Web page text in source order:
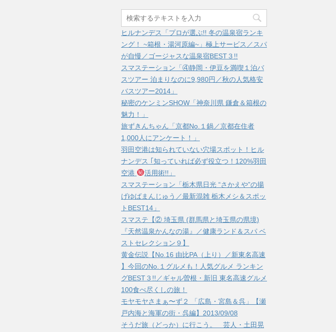
ヒルナンデス「プロが選ぶ!! 冬の温泉宿ランキ
ング！ ~箱根・湯河原編~」極上サービス／スパ
が自慢／ゴージャスな温泉宿BEST３!!
スマステーション「④静岡・伊豆を満喫１泊バ
スツアー 泊まりなのに9,980円／秋の人気格安
バスツアー2014」
秘密のケンミンSHOW「神奈川県 鎌倉＆箱根の
魅力！」
旅ずきんちゃん「京都No.１鍋／京都在住者
1,000人にアンケート！」
羽田空港は知られていない穴場スポット！ヒル
ナンデス ｢知っていれば必ず役立つ！120%羽田
空港
活用術!!」
スマステーション「栃木県日光 “さかえや”の揚
げゆばまんじゅう／最新混雑 栃木メシ＆スポッ
トBEST14」
スマステ【② 埼玉県 (群馬県と埼玉県の県境)
『天然温泉かんなの湯』／健康ランド＆スパ ベ
ストセレクション９】
黄金伝説【No.16 由比PA（上り）／新東名高速
】今回のNo.１グルメも！人気グルメ ランキン
グBEST３!!／ギャル曽根・新旧 東名高速グルメ
100食べ尽くしの旅！
モヤモヤさまぁ〜ず２ 「広島・宮島＆呉」【瀬
戸内海と海軍の街・呉編】2013/09/08
そうだ旅（どっか）に行こう。 芸人・土田晃